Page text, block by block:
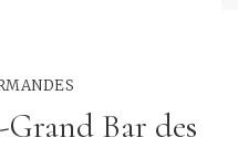
Bar des